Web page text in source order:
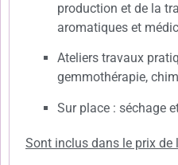
production et de la
aromatiques et
Ateliers travaux
gemmothérapie,
Sur place : séchage
Sont inclus dans le prix de